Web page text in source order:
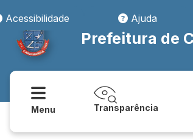
Acessibilidade
Ajuda
Prefeitura de
Menu Transparência